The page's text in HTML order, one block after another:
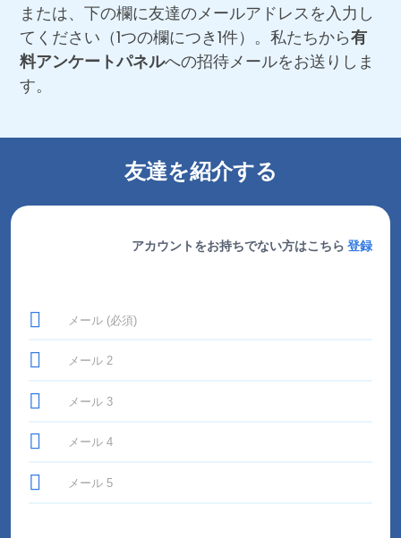
または、下の欄に友達のメールアドレスを入力し
てください（1つの欄につき1件）。私たちから有
料アンケートパネルへの招待メールをお送りしま
す。
友達を紹介する
アカウントをお持ちでない方はこちら 登録